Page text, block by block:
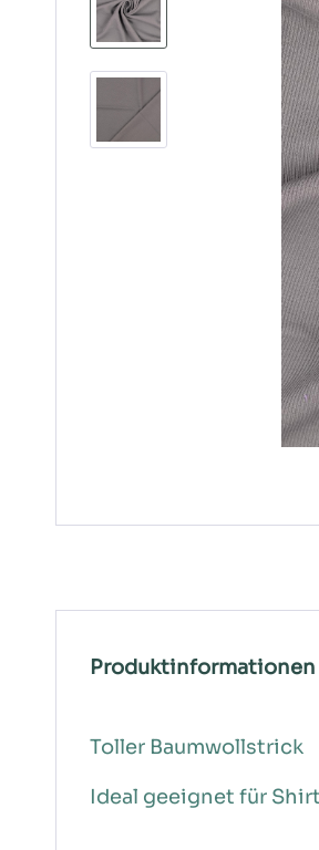
Toller Baumwollstrick
Ideal geeignet für